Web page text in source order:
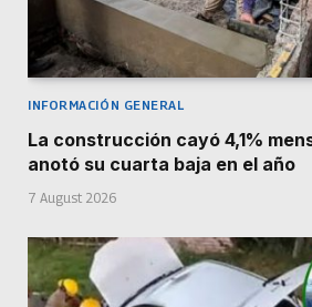
INFORMACIÓN GENERAL
La construcción cayó 4,1%
anotó su cuarta baja en el año
7 August 2026